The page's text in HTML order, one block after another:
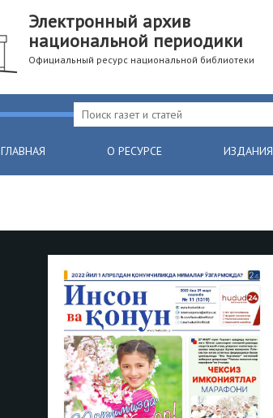
Электронный архив
национальной периодики
Официальный ресурс национальной библиотеки
ГЛАВНАЯ О РЕСУРСЕ ИЗДАНИЯ